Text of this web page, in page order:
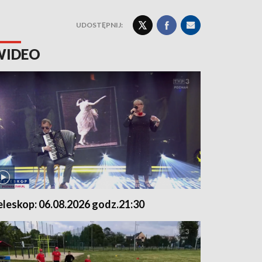
UDOSTĘPNIJ:
06.08.2026 godz.21:30